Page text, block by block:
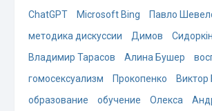
ChatGPT
Microsoft Bing Павло
методика дискуссии
Димов Сидоркін
Владимир Тарасов
Алина Бушер
гомосексуализм
Прокопенко
образование
обучение Олекса